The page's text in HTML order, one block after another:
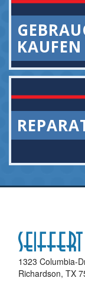
KAUFEN
1323 Columbia-
Richardson, TX